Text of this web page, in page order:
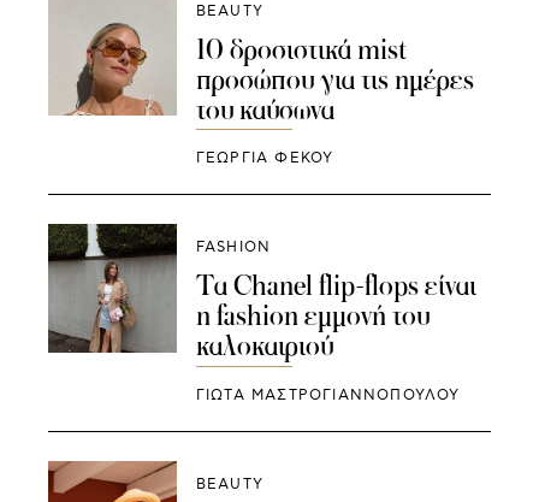
BEAUTY
10 δροσιστικά mist
προσώπου για τις ημέρες
του καύσωνα
ΓΕΩΡΓΙΑ ΦΕΚΟΥ
FASHION
Τα Chanel flip-flops είναι
η fashion εμμονή του
καλοκαιριού
ΓΙΩΤΑ ΜΑΣΤΡΟΓΙΑΝΝΟΠΟΥΛΟΥ
BEAUTY